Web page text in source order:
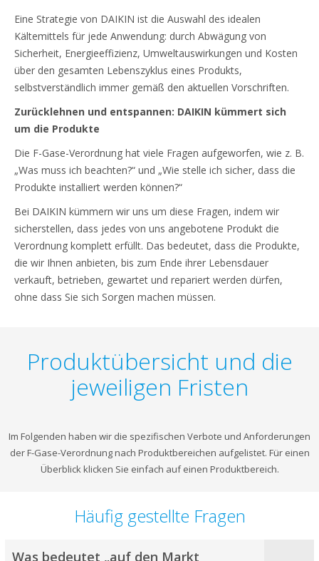
Eine Strategie von DAIKIN ist die Auswahl des idealen
Kältemittels für jede Anwendung: durch Abwägung von
Sicherheit, Energieeffizienz, Umweltauswirkungen und Kosten
über den gesamten Lebenszyklus eines Produkts,
selbstverständlich immer gemäß den aktuellen Vorschriften.
Zurücklehnen und entspannen: DAIKIN kümmert sich
um die Produkte
Die F-Gase-Verordnung hat viele Fragen aufgeworfen, wie z. B.
„Was muss ich beachten?“ und „Wie stelle ich sicher, dass die
Produkte installiert werden können?“
Bei DAIKIN kümmern wir uns um diese Fragen, indem wir
sicherstellen, dass jedes von uns angebotene Produkt die
Verordnung komplett erfüllt. Das bedeutet, dass die Produkte,
die wir Ihnen anbieten, bis zum Ende ihrer Lebensdauer
verkauft, betrieben, gewartet und repariert werden dürfen,
ohne dass Sie sich Sorgen machen müssen.
Produktübersicht und die
jeweiligen Fristen
Im Folgenden haben wir die spezifischen Verbote und Anforderungen
der F-Gase-Verordnung nach Produktbereichen aufgelistet. Für einen
Überblick klicken Sie einfach auf einen Produktbereich.
Häufig gestellte Fragen
Was bedeutet „auf den Markt